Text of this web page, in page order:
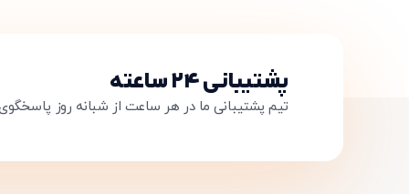
پشتیبانی ۲۴ ساعته
تیم پشتیبانی ما در هر ساعت از شبانه روز